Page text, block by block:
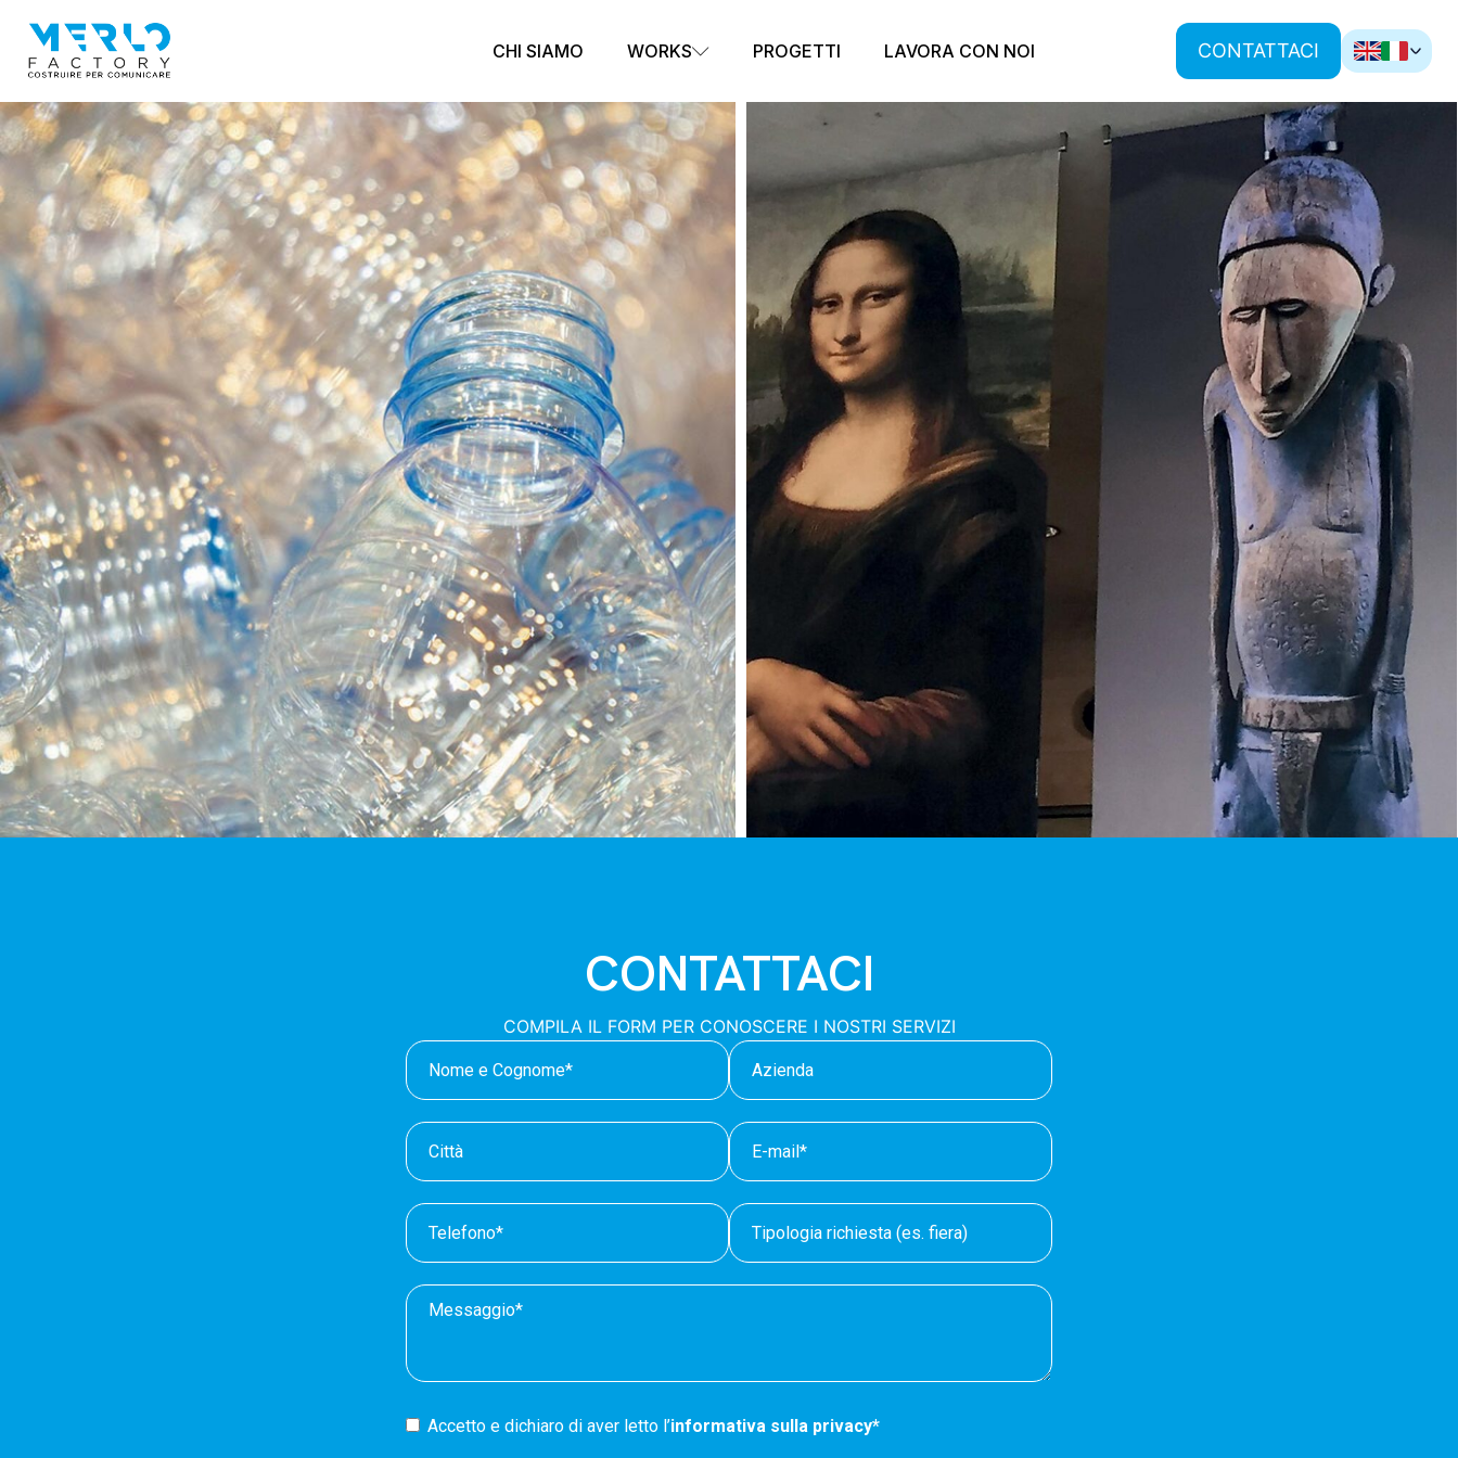
CHI SIAMO WORKS PROGETTI LAVORA CON NOI CONTATTACI
CONTATTACI
COMPILA IL FORM PER CONOSCERE I NOSTRI SERVIZI
Accetto e dichiaro di aver letto l’informativa sulla privacy*